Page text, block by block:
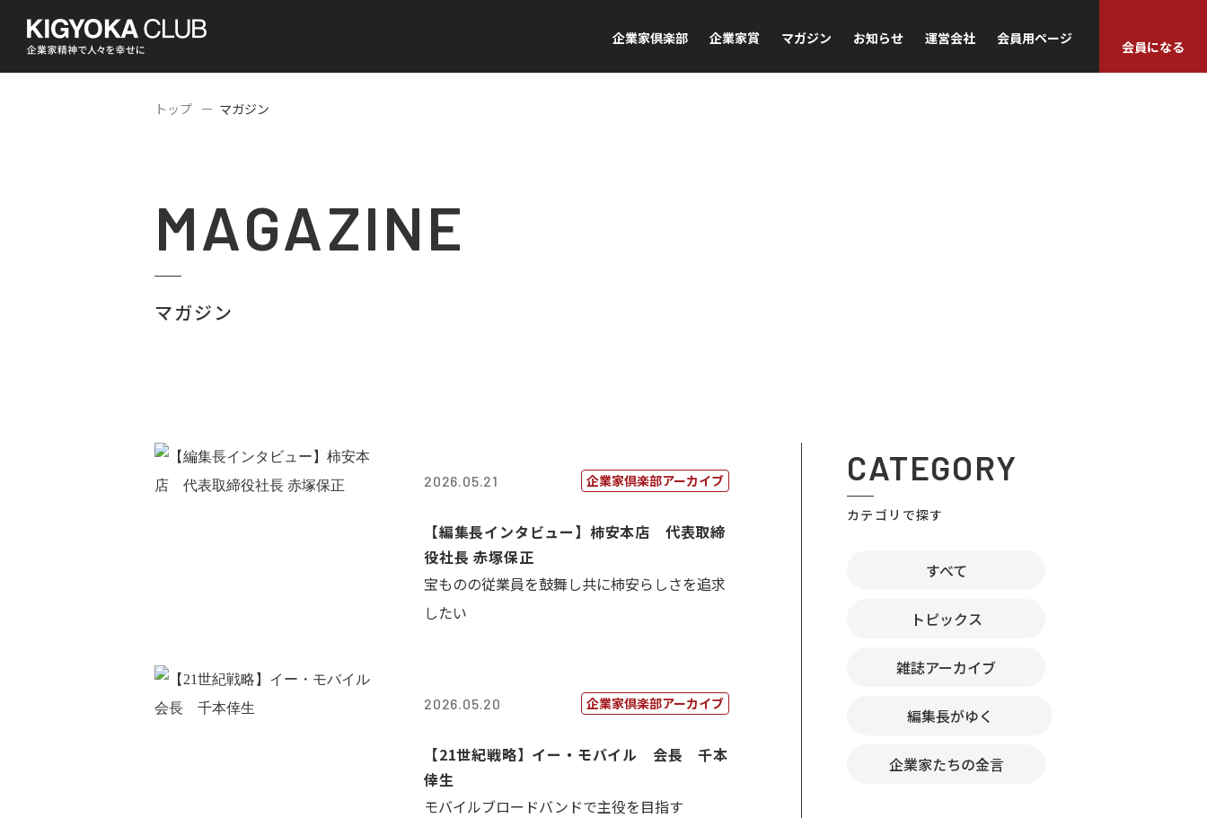
企業家倶楽部 企業家賞 マガジン お知らせ 運営会社 会員用ページ
会員になる
トップ マガジン
MAGAZINE
マガジン
2026.05.21 企業家倶楽部アーカイブ
【編集長インタビュー】柿安本店 代表取締
役社長 赤塚保正
宝ものの従業員を鼓舞し共に柿安らしさを追求
したい
2026.05.20 企業家倶楽部アーカイブ
【21世紀戦略】イー・モバイル 会長 千本
倖生
モバイルブロードバンドで主役を目指す
CATEGORY
カテゴリで探す
すべて
トピックス
雑誌アーカイブ
編集長がゆく
企業家たちの金言